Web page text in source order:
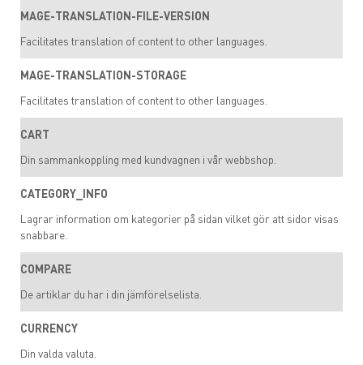
MAGE-TRANSLATION-FILE-VERSION
Facilitates translation of content to other languages.
MAGE-TRANSLATION-STORAGE
Facilitates translation of content to other languages.
CART
Din sammankoppling med kundvagnen i vår webbshop.
CATEGORY_INFO
Lagrar information om kategorier på sidan vilket gör att sidor visas
snabbare.
COMPARE
De artiklar du har i din jämförelselista.
CURRENCY
Din valda valuta.